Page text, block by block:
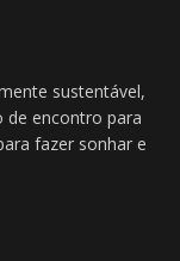
sustentável,
de encontro para
fazer sonhar e